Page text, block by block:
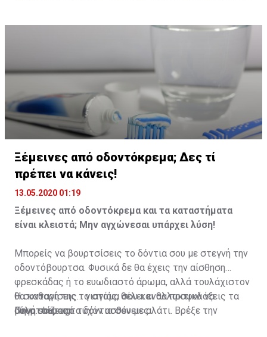
ελαφρά το κονσίλερ πάνω στην επιδερμίδα σου μέχρι
να πετύχεις ένα ομοιόμορφο αποτέλεσμα.
Ποτέ μην τρίβεις το κονσίλερ πάνω στην επιδερμίδα.
Αν οι μαύροι κύκλοι είναι πολύ επίμονοι
χρησιμοποίησε μια κρέμα ματιών που να περιέχει
βιταμίνη Κ.
Ξέμεινες από οδοντόκρεμα; Δες τί
πρέπει να κάνεις!
13.05.2020 01:19
Ξέμεινες από οδοντόκρεμα και τα καταστήματα
είναι κλειστά; Μην αγχώνεσαι υπάρχει λύση!
Μπορείς να βουρτσίσεις το δόντια σου με στεγνή την
οδοντόβουρτσα. Φυσικά δε θα έχεις την αίσθηση
φρεσκάδας ή το ευωδιαστό άρωμα, αλλά τουλάχιστον
θα καθαρίσεις το στόμα σου και θα προφυλάξεις τα
ούλα σου, από τυχόν ασθένειες.
Η συνταγή της… γιαγιάς, θέλει εναλλακτικά να
βουρτσίζεις τα δόντια σου με αλάτι. Βρέξε την
Πηγή:shape.gr